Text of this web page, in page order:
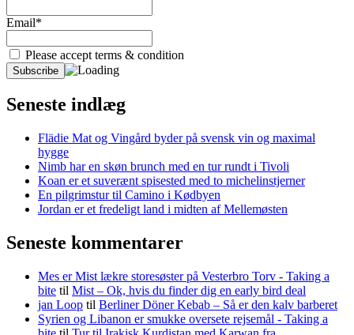
Email*
Please accept terms & condition
Seneste indlæg
Flädie Mat og Vingård byder på svensk vin og maximal
hygge
Nimb har en skøn brunch med en tur rundt i Tivoli
Koan er et suverænt spisested med to michelinstjerner
En pilgrimstur til Camino i Kødbyen
Jordan er et fredeligt land i midten af Mellemøsten
Seneste kommentarer
Mes er Mist lækre storesøster på Vesterbro Torv - Taking a
bite til Mist – Ok, hvis du finder dig en early bird deal
jan Loop til Berliner Döner Kebab – Så er den kalv barberet
Syrien og Libanon er smukke oversete rejsemål - Taking a